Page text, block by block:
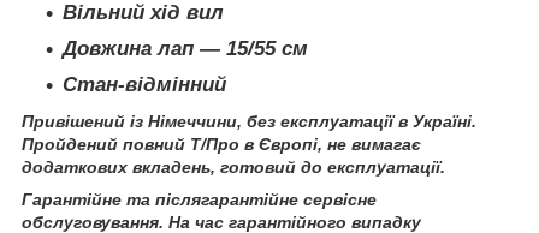
Вільний хід вил
Довжина лап — 15/55 см
Стан-відмінний
Привішений із Німеччини, без експлуатації в Україні.
Пройдений повний Т/Про в Європі, не вимагає
додаткових вкладень, готовий до експлуатації.
Гарантійне та післягарантійне сервісне
обслуговування. На час гарантійного випадку